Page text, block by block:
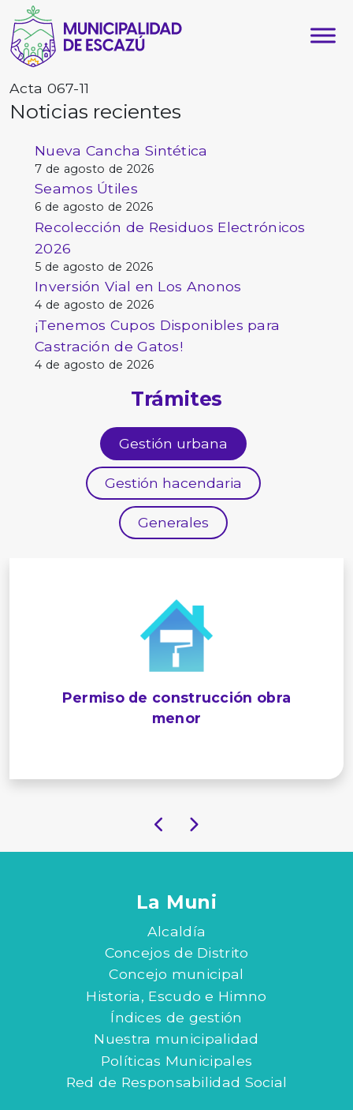
Acta 067-11
Noticias recientes
Nueva Cancha Sintética
7 de agosto de 2026
Seamos Útiles
6 de agosto de 2026
Recolección de Residuos Electrónicos
2026
5 de agosto de 2026
Inversión Vial en Los Anonos
4 de agosto de 2026
¡Tenemos Cupos Disponibles para
Castración de Gatos!
4 de agosto de 2026
Trámites
Gestión urbana
Gestión hacendaria
Generales
Permiso de construcción obra
menor
La Muni
Alcaldía
Concejos de Distrito
Concejo municipal
Historia, Escudo e Himno
Índices de gestión
Nuestra municipalidad
Políticas Municipales
Red de Responsabilidad Social